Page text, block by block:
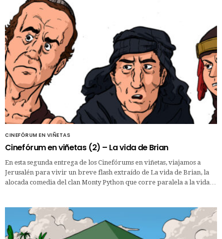
CINEFÓRUM EN VIÑETAS
Cinefórum en viñetas (2) – La vida de Brian
En esta segunda entrega de los Cinefórums en viñetas, viajamos a
Jerusalén para vivir un breve flash extraído de La vida de Brian, la
alocada comedia del clan Monty Python que corre paralela a la vida…